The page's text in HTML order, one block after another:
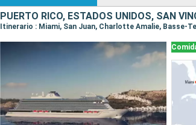
PUERTO RICO, ESTADOS UNIDOS, SAN